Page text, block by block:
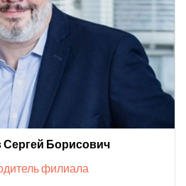
Борисович
филиала